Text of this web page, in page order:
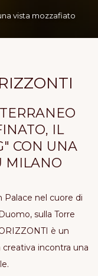
vista mozzafiato
IL
CON UNA
MILANO
Palace nel cuore di
sulla Torre
è un
incontra una